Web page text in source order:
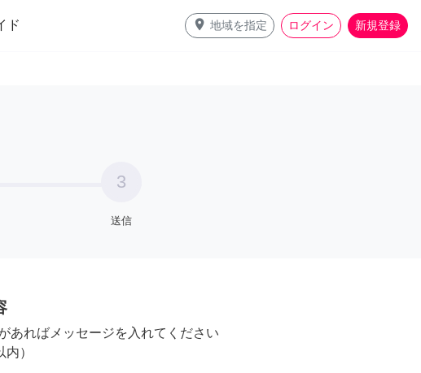
ド place 地域を指定 ログイン 新規登録
3
送信
あればメッセージを入れてください
）